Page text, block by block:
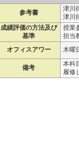
参考書
津川
津川
成績評価の方法及び
基準
授業
担当
オフィスアワー
木曜
備考
本科
履修